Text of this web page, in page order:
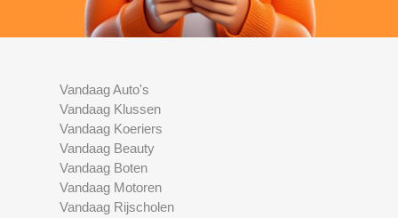
Vandaag Auto's
Vandaag Klussen
Vandaag Koeriers
Vandaag Beauty
Vandaag Boten
Vandaag Motoren
Vandaag Rijscholen